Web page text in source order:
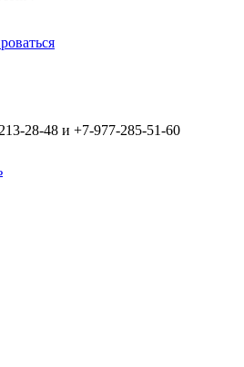
28-48 и +7-977-285-51-60